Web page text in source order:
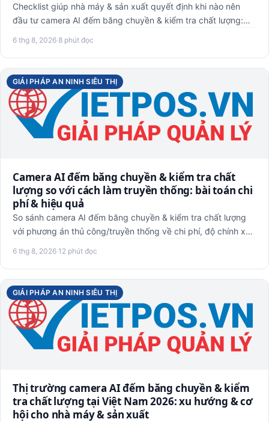
Checklist giúp nhà máy & sản xuất quyết định khi nào nên
đầu tư camera AI đếm băng chuyền & kiểm tra chất lượng:
6 thg 8, 2026·8 phút đọc
GIẢI PHÁP AN NINH SIÊU THỊ
Camera AI đếm băng chuyền & kiểm tra chất
lượng so với cách làm truyền thống: bài toán chi
phí & hiệu quả
So sánh camera AI đếm băng chuyền & kiểm tra chất lượng
với phương án thủ công/truyền thống về chi phí, độ chính xác
6 thg 8, 2026·12 phút đọc
GIẢI PHÁP AN NINH SIÊU THỊ
Thị trường camera AI đếm băng chuyền & kiểm
tra chất lượng tại Việt Nam 2026: xu hướng & cơ
hội cho nhà máy & sản xuất